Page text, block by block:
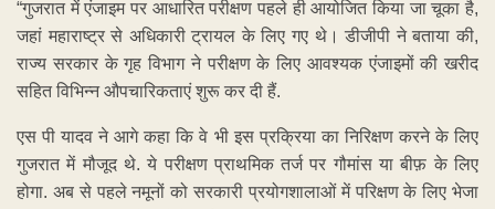
“गुजरात में एंजाइम पर आधारित परीक्षण पहले ही आयोजित किया जा चूका है,
जहां महाराष्ट्र से अधिकारी ट्रायल के लिए गए थे। डीजीपी ने बताया की,
राज्य सरकार के गृह विभाग ने परीक्षण के लिए आवश्यक एंजाइमों की खरीद
सहित विभिन्न औपचारिकताएं शुरू कर दी हैं.
एस पी यादव ने आगे कहा कि वे भी इस प्रक्रिया का निरिक्षण करने के लिए
गुजरात में मौजूद थे. ये परीक्षण प्राथमिक तर्ज पर गौमांस या बीफ़ के लिए
होगा. अब से पहले नमूनों को सरकारी प्रयोगशालाओं में परिक्षण के लिए भेजा